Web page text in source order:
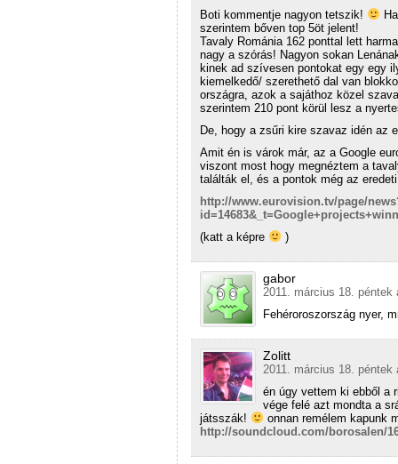
Boti kommentje nagyon tetszik!
szerintem bőven top 5öt jelent!
Tavaly Románia 162 ponttal lett
nagy a szórás! Nagyon sokan
kinek ad szívesen pontokat egy egy
kiemelkedő/ szerethető dal van
országra, azok a sajáthoz közel
szerintem 210 pont körül lesz a
De, hogy a zsűri kire szavaz idén az
Amit én is várok már, az a Google
viszont most hogy megnéztem a
találták el, és a pontok még az
http://www.eurovision.tv/page/
(katt a képre
)
gabor
2011. március 18. péntek
Fehéroroszország nyer,
Zolitt
2011. március 18. péntek
én úgy vettem ki ebből a
vége felé azt mondta a
játsszák!
onnan remélem kapunk
http://soundcloud.com/borosalen/